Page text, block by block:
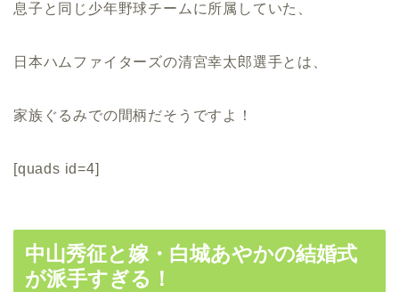
息子と同じ少年野球チームに所属していた、
日本ハムファイターズの清宮幸太郎選手とは、
家族ぐるみでの間柄だそうですよ！
[quads id=4]
中山秀征と嫁・白城あやかの結婚式
が派手すぎる！